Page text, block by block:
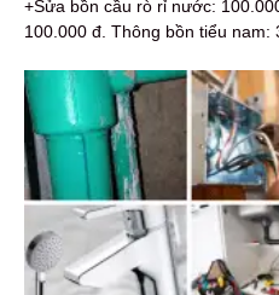
+Sửa bồn cầu rò rỉ nước:
100.000 đ. Thông bồn tiểu nam: